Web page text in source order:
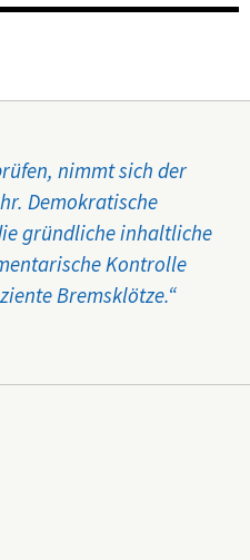
nimmt sich der
Demokratische
gründliche inhaltliche
Kontrolle
Bremsklötze.“